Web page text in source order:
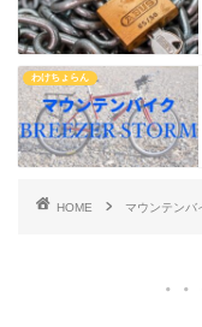
わけちょらん
HOME マウンテンバ